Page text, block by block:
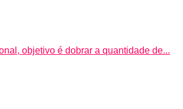
objetivo é dobrar a quantidade de...